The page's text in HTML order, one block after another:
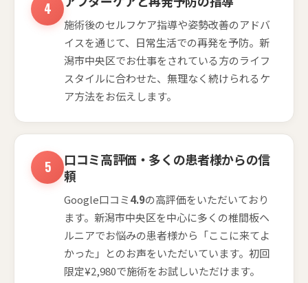
施術後のセルフケア指導や姿勢改善のアドバ
イスを通じて、日常生活での再発を予防。新
潟市中央区でお仕事をされている方のライフ
スタイルに合わせた、無理なく続けられるケ
ア方法をお伝えします。
口コミ高評価・多くの患者様からの信
頼
Google口コミ4.9の高評価をいただいており
ます。新潟市中央区を中心に多くの椎間板ヘ
ルニアでお悩みの患者様から「ここに来てよ
かった」とのお声をいただいています。初回
限定¥2,980で施術をお試しいただけます。